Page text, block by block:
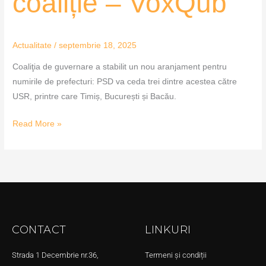
Actualitate /septembrie 18, 2025
Coaliţia de guvernare a stabilit un nou aranjament pentru
numirile de prefecturi: PSD va ceda trei dintre acestea către
USR, printre care Timiș, București și Bacău.
Read More »
CONTACT
Strada 1 Decembrie nr.36,
LINKURI
Termeni și condiții